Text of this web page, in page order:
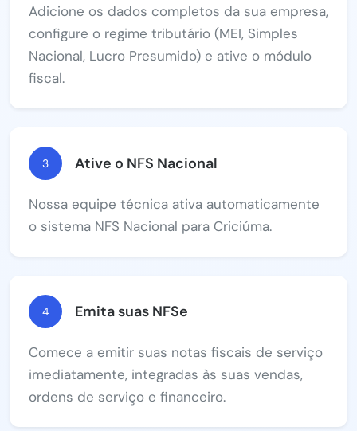
Adicione os dados completos da sua empresa,
configure o regime tributário (MEI, Simples
Nacional, Lucro Presumido) e ative o módulo
fiscal.
3 Ative o NFS Nacional
Nossa equipe técnica ativa automaticamente
o sistema NFS Nacional para Criciúma.
4 Emita suas NFSe
Comece a emitir suas notas fiscais de serviço
imediatamente, integradas às suas vendas,
ordens de serviço e financeiro.